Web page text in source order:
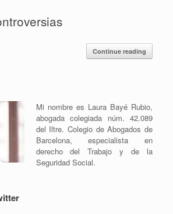
Continue reading
Mi nombre es Laura Bayé Rubio,
abogada colegiada núm. 42.089
del Iltre. Colegio de Abogados de
Barcelona, especialista en
derecho del Trabajo y de la
Seguridad Social.